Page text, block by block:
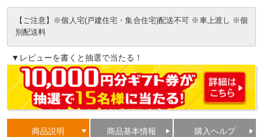
【ご注意】※個人宅(戸建住宅・集合住宅)配送不可 ※車上渡し ※個
別配送料
▼レビューを書くと抽選で当たる！
商品説明 商品基本情報 購入ヘルプ